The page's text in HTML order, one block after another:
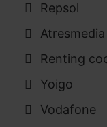
Repsol
Atresmedia
Renting
Yoigo
Vodafone